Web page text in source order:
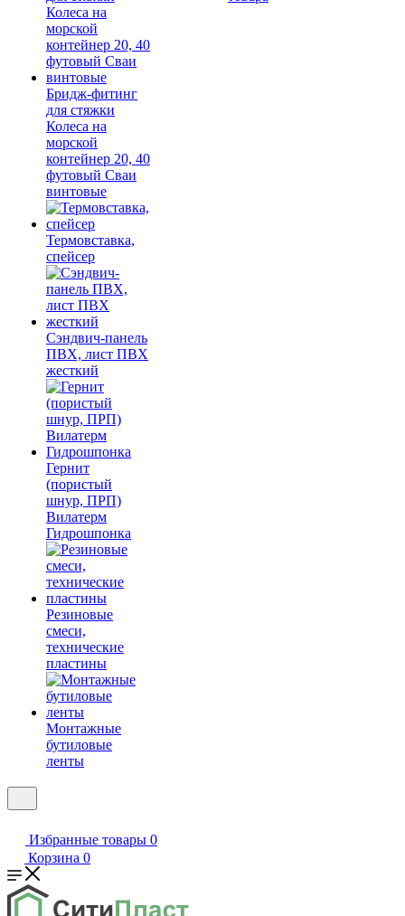
Бридж-фитинг
для стяжки
Колеса на
морской
контейнер 20, 40
футовый Сваи
винтовые
Термовставка,
спейсер
Сэндвич-панель
ПВХ, лист ПВХ
жесткий
Гернит
(пористый
шнур, ПРП)
Вилатерм
Гидрошпонка
Резиновые
смеси,
технические
пластины
Монтажные
бутиловые
ленты
Избранные товары 0
Корзина 0